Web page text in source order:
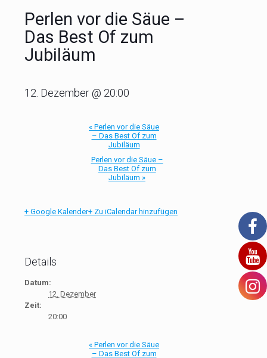
Perlen vor die Säue –
Das Best Of zum
Jubiläum
12. Dezember @ 20:00
« Perlen vor die Säue
– Das Best Of zum
Jubiläum
Perlen vor die Säue –
Das Best Of zum
Jubiläum »
+ Google Kalender+ Zu iCalendar hinzufügen
Details
Datum:
12. Dezember
Zeit:
20:00
« Perlen vor die Säue
– Das Best Of zum